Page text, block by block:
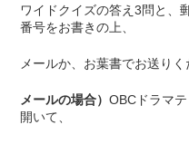
ワイドクイズの答え3問と、
番号をお書きの上、
メールか、お葉書でお送りく
メールの場合）OBCドラマ
開いて、